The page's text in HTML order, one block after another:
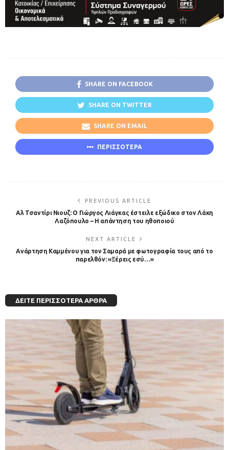
SHARE ON FACEBOOK
SHARE ON TWITTER
SHARE ON EMAIL
ΠΕΡΙΣΣΟΤΕΡΑ
PREVIOUS ARTICLE
Αλ Τσαντίρι Νιουζ: Ο Γιώργος Λιάγκας έστειλε εξώδικο στον Λάκη
Λαζόπουλο – Η απάντηση του ηθοποιού
NEXT ARTICLE
Ανάρτηση Καμμένου για τον Σαμαρά με φωτογραφία τους από το
παρελθόν: «Ξέρεις εσύ…»
ΔΕΊΤΕ ΠΕΡΙΣΣΌΤΕΡΑ ΆΡΘΡΑ